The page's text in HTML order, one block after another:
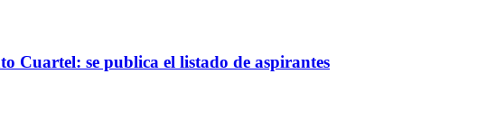
Cuartel: se publica el listado de aspirantes